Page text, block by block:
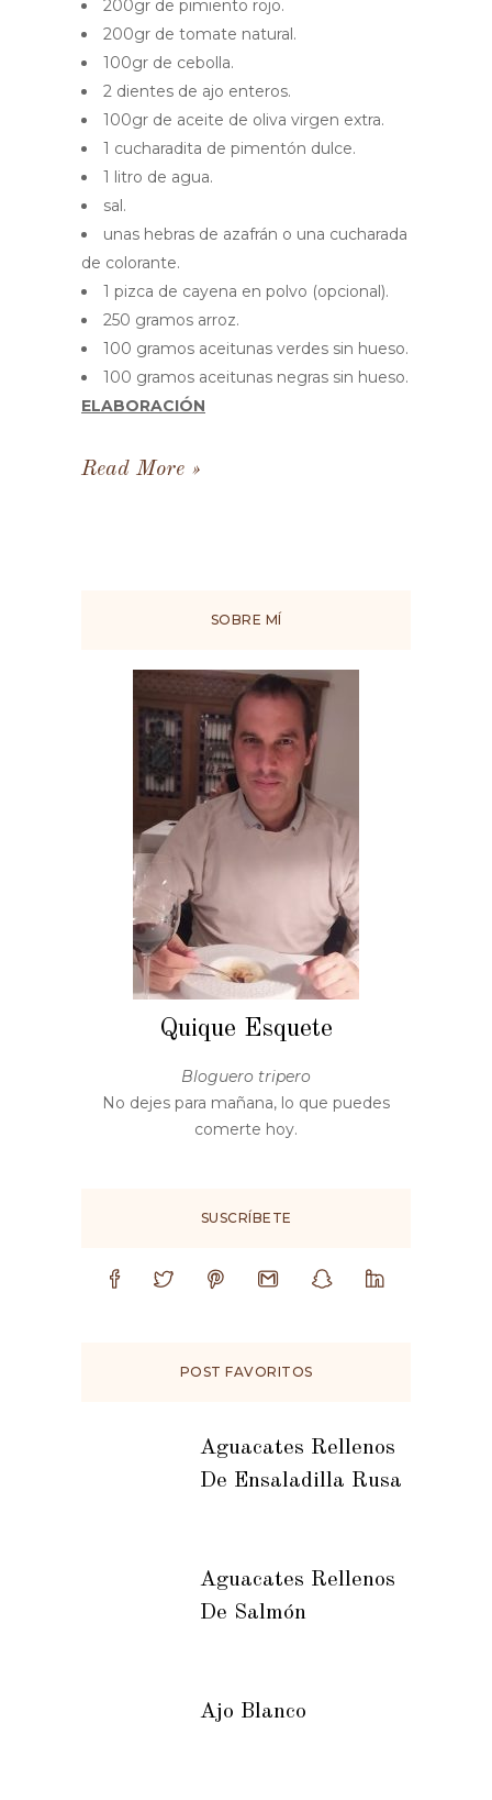
200gr de pimiento rojo.
200gr de tomate natural.
100gr de cebolla.
2 dientes de ajo enteros.
100gr de aceite de oliva virgen extra.
1 cucharadita de pimentón dulce.
1 litro de agua.
sal.
unas hebras de azafrán o una cucharada
de colorante.
1 pizca de cayena en polvo (opcional).
250 gramos arroz.
100 gramos aceitunas verdes sin hueso.
100 gramos aceitunas negras sin hueso.
ELABORACIÓN
Read More
SOBRE MÍ
Quique Esquete
Bloguero tripero
No dejes para mañana, lo que puedes
comerte hoy.
SUSCRÍBETE
POST FAVORITOS
Aguacates Rellenos
De Ensaladilla Rusa
Aguacates Rellenos
De Salmón
Ajo Blanco